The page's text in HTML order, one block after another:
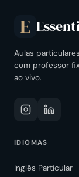
E
Aulas
com professor
ao vivo.
IDIOMAS
Inglês Particular